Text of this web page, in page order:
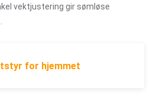
vektjustering gir sømløse
for hjemmet